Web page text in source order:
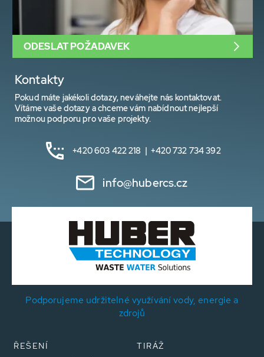
Kontakty
Pokud máte jakékoli dotazy, neváhejte nás kontaktovat.
Vítáme vaše dotazy a chceme vám nabídnout nejlepší
možnou podporu pro vaše projekty.
+420 603 422 218 | +420 732 734 392
info@hubercs.cz
ODESLAT POŽADAVEK
Podporujeme udržitelné využívání vody, energie a
zdrojů
ŘEŠENÍ
TIRÁŽ